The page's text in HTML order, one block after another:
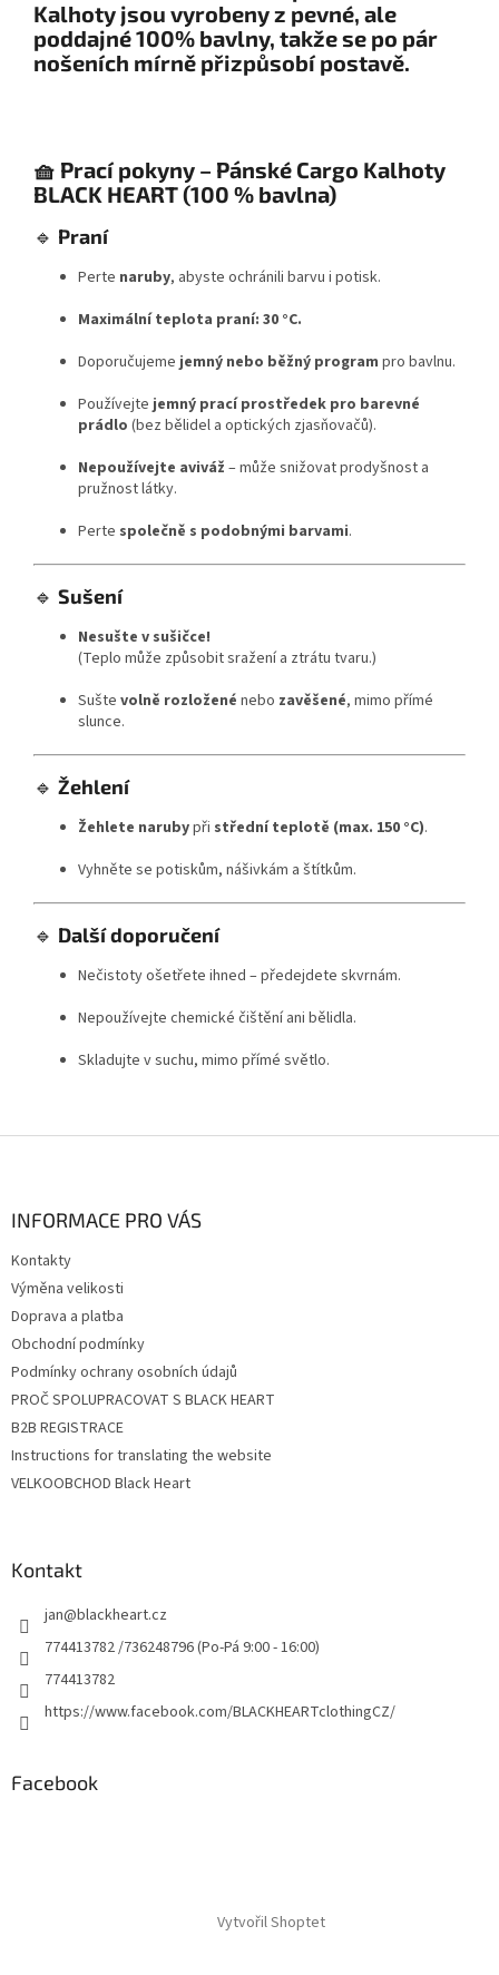
Kalhoty jsou vyrobeny z pevné, ale
poddajné 100% bavlny, takže se po pár
nošeních mírně přizpůsobí postavě.
🧺 Prací pokyny – Pánské Cargo Kalhoty
BLACK HEART (100 % bavlna)
🔹 Praní
Perte naruby, abyste ochránili barvu i potisk.
Maximální teplota praní: 30 °C.
Doporučujeme jemný nebo běžný program pro bavlnu.
Používejte jemný prací prostředek pro barevné
prádlo (bez bělidel a optických zjasňovačů).
Nepoužívejte aviváž – může snižovat prodyšnost a
pružnost látky.
Perte společně s podobnými barvami.
🔹 Sušení
Nesušte v sušičce!
(Teplo může způsobit sražení a ztrátu tvaru.)
Sušte volně rozložené nebo zavěšené, mimo přímé
slunce.
🔹 Žehlení
Žehlete narubypři střední teplotě (max. 150 °C).
Vyhněte se potiskům, nášivkám a štítkům.
🔹 Další doporučení
Nečistoty ošetřete ihned – předejdete skvrnám.
Nepoužívejte chemické čištění ani bělidla.
Skladujte v suchu, mimo přímé světlo.
INFORMACE PRO VÁS
Kontakty
Výměna velikosti
Doprava a platba
Obchodní podmínky
Podmínky ochrany osobních údajů
PROČ SPOLUPRACOVAT S BLACK HEART
B2B REGISTRACE
Instructions for translating the website
VELKOOBCHOD Black Heart
Kontakt
jan@blackheart.cz
774413782 /736248796 (Po-Pá 9:00 - 16:00)
774413782
https://www.facebook.com/BLACKHEARTclothingCZ/
Facebook
Vytvořil Shoptet